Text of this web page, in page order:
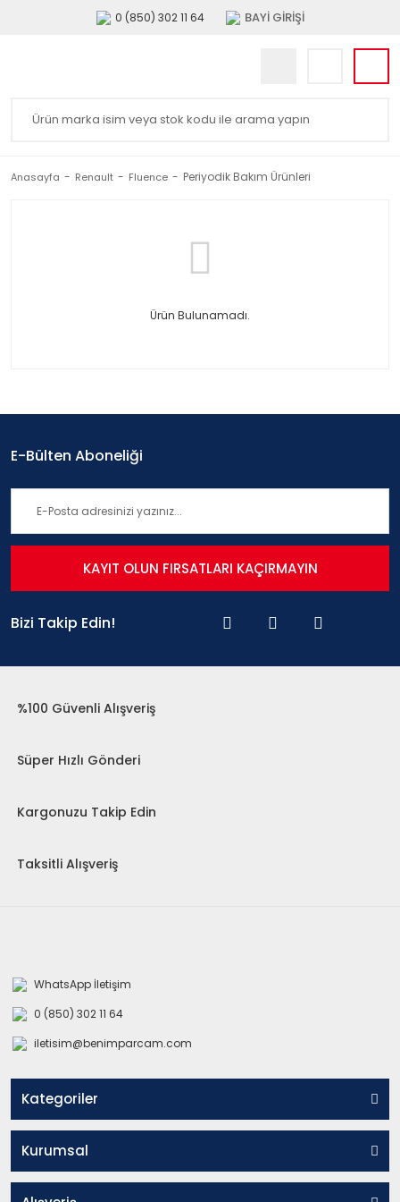
0 (850) 302 11 64 BAYİ GİRİŞİ
Anasayfa Renault Fluence Periyodik Bakım Ürünleri
Ürün Bulunamadı.
E-Bülten Aboneliği
KAYIT OLUN FIRSATLARI KAÇIRMAYIN
Bizi Takip Edin!
%100 Güvenli Alışveriş
Süper Hızlı Gönderi
Kargonuzu Takip Edin
Taksitli Alışveriş
WhatsApp İletişim
0 (850) 302 11 64
iletisim@benimparcam.com
Kategoriler
Kurumsal